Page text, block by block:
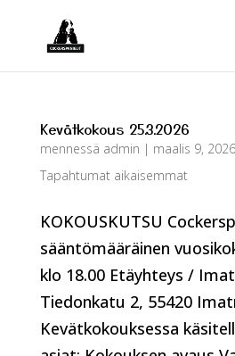
Kevätkokous 25.3.2026
mennessä admin | maalis 9, 2026
Tapahtumat aikaisemmat
KOKOUSKUTSU
sääntömääräinen
klo 18.00 Etäyhteys /
Tiedonkatu 2, 55420
Kevätkokouksessa